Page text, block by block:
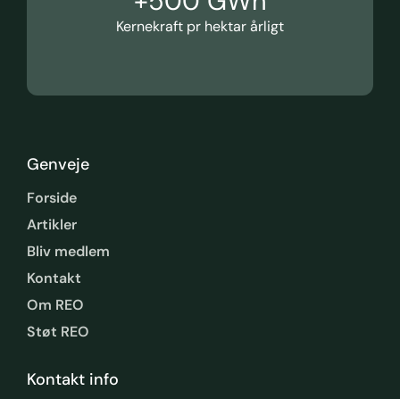
Kernekraft pr hektar årligt
Genveje
Forside
Artikler
Bliv medlem
Kontakt
Om REO
Støt REO
Kontakt info